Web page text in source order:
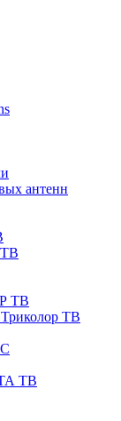
антенн
ТВ
ТВ
ТВ